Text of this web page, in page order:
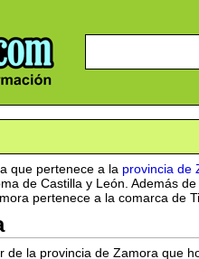
que pertenece a la provincia de
de Castilla y León. Además
pertenece a la comarca de
de la provincia de Zamora que